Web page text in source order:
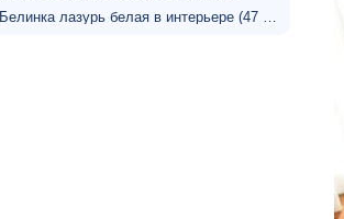
Белинка лазурь белая в интерьере (47 фото)